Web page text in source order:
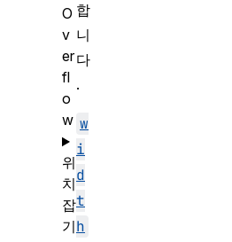
합
니
다
.
w
i
d
t
h
O
v
er
fl
o
w
위
치
잡
기